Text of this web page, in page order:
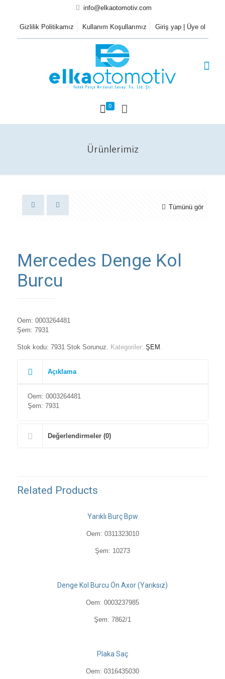
info@elkaotomotiv.com
Gizlilik Politikamız Kullanım Koşullarımız Giriş yap | Üye ol
0
Ürünlerimiz
Tümünü gör
Mercedes Denge Kol
Burcu
Oem: 0003264481
Şem: 7931
Stok kodu: 7931 Stok Sorunuz. Kategoriler: ŞEM .
Açıklama
Oem: 0003264481
Şem: 7931
Değerlendirmeler (0)
Related Products
Yarıklı Burç Bpw
Oem: 0311323010
Şem: 10273
Denge Kol Burcu Ön Axor (Yarıksız)
Oem: 0003237985
Şem: 7862/1
Plaka Saç
Oem: 0316435030